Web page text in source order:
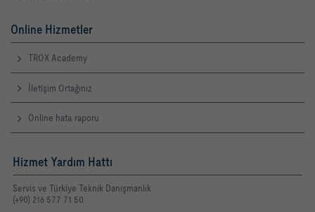
Online Hizmetler
TROX Academy
İletişim Ortağınız
Online hata raporu
Hizmet Yardım Hattı
Servis ve Türkiye Teknik Danışmanlık
(+90) 216 577 71 50